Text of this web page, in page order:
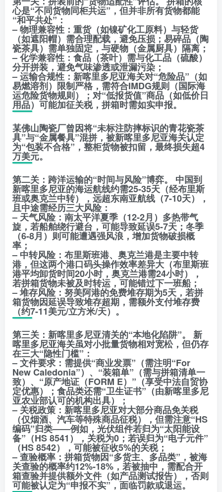
心是“不同货物同柜共运”，但并非所有货物都能
“和平共处”：
– 物理兼容性：重货（如镍矿化工原料）与轻货
（如遮阳帽）需合理配载，避免压损；易碎品（陶
瓷茶具）需单独固定，与硬物（金属厨具）隔离；
– 化学兼容性：食品（茶叶）需与化工品（硫酸）
分开拼装，避免气味渗透或泄漏污染；
– 运输合规性：新喀里多尼亚海关对“危险品”（如
易燃溶剂）限制严格，需符合IMDG规则（国际海
运危险货物规则）；对“低报货值”商品（如低价日
用品）可能加征关税，拼箱时需如实申报。
某佛山陶瓷厂曾因将“未标注防摔标识的青花瓷茶
具”与“金属餐具”混拼，被新喀里多尼亚海关认定
为“包装不合格”，整柜货物被扣留，最终损失超4
万美元。
第二关：跨洋运输的“时间与风险”博弈。 中国到
新喀里多尼亚的海运航线约需25-35天（经布里斯
班或奥克兰中转），远超东南亚航线（7-10天），
且中途需经历三大风险：
– 天气风险：南太平洋夏季（12-2月）多热带气
旋，若船舶绕行避台，可能导致延误5-7天；冬季
（6-8月）则可能遭遇强风浪，增加货物破损概
率；
– 中转风险：布里斯班港、奥克兰港是主要中转
港，但这两个港口码头操作效率差异大（布里斯班
港平均卸货时间20小时，奥克兰港需24小时），
若拼箱货物未被及时转运，可能错过下一班船；
– 堆存风险：努美阿港的免费堆存期为5天，若拼
箱货物因延误导致堆存超期，需额外支付堆存费
（约7-11美元/立方米/天）。
第三关：新喀里多尼亚清关的“本地化陷阱”。 新
喀里多尼亚海关虽对小批量货物相对宽松，但仍存
在三大“隐性门槛”：
– 文件要求：需提供“商业发票”（需注明“For
New Caledonia”）、“装箱单”（需与拼箱清单一
致）、“原产地证（FORM E）”（享受中法自贸协
定优惠）；食品类还需“卫生证书”（由新喀里多尼
亚农业部认可的机构出具）；
– 关税政策：新喀里多尼亚对大部分商品免关税
（仅烟酒、汽车等特殊商品征税），但需注意“HS
编码”归类——例如，光伏组件若归为“太阳能设
备”（HS 8541），关税为0；若误归为“电子元件”
（HS 8542），可能被征收5%的关税；
– 查验概率：拼箱货物因“多货主、多品类”，被海
关查验的概率约12%-18%，若被抽中，需配合开
箱查验并提供额外文件（如产品测试报告），否则
可能被认定为“申报不实”，面临罚款或退运。